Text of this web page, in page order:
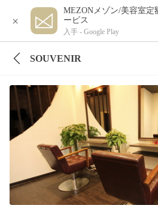
×
MEZONメゾン/美容室定
ービス
入手 - Google Play
SOUVENIR